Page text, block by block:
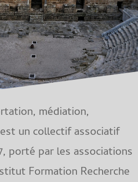
médiation,
un collectif associatif
porté par les associations
Formation Recherche